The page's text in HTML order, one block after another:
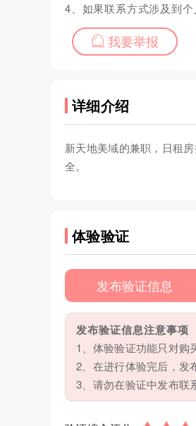
4、如果联系方式涉及到
我要举报
详细介绍
新天地美域的兼职，日租
全。
体验验证
发布验证信息
发布验证信息注意事项
1、体验验证功能只对购
2、在进行体验完后，发
3、请勿在验证中发布联